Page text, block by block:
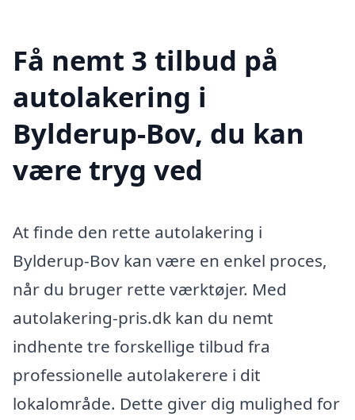
Få nemt 3 tilbud på
autolakering i
Bylderup-Bov, du kan
være tryg ved
At finde den rette autolakering i
Bylderup-Bov kan være en enkel proces,
når du bruger rette værktøjer. Med
autolakering-pris.dk kan du nemt
indhente tre forskellige tilbud fra
professionelle autolakerere i dit
lokalområde. Dette giver dig mulighed for